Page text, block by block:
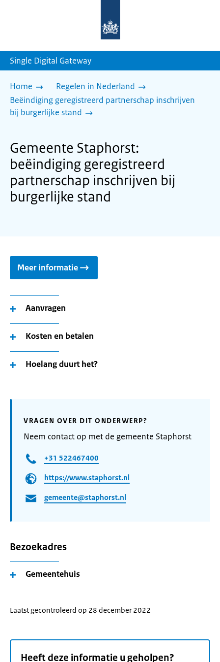
homepage
Single Digital Gateway
Home
Regelen in Nederland
Beëindiging geregistreerd partnerschap inschrijven
bij burgerlijke stand
Gemeente Staphorst:
beëindiging geregistreerd
partnerschap inschrijven bij
burgerlijke stand
Meer informatie
Aanvragen
Kosten en betalen
Hoelang duurt het?
VRAGEN OVER DIT ONDERWERP?
Neem contact op met de gemeente Staphorst
+31 522467400
https://www.staphorst.nl
gemeente@staphorst.nl
Bezoekadres
Gemeentehuis
Laatst gecontroleerd op 28 december 2022
Heeft deze informatie u geholpen?